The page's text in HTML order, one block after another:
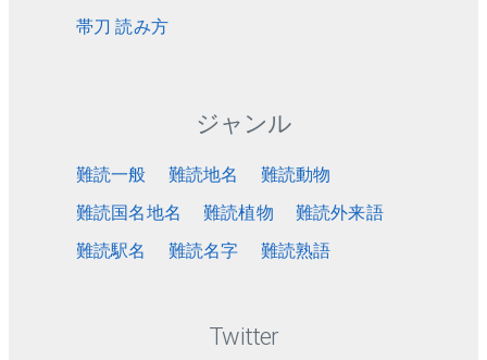
帯刀 読み方
ジャンル
難読一般 難読地名
難読動物
難読国名地名
難読植物
難読外来語
難読駅名
難読名字 難読熟語
Twitter